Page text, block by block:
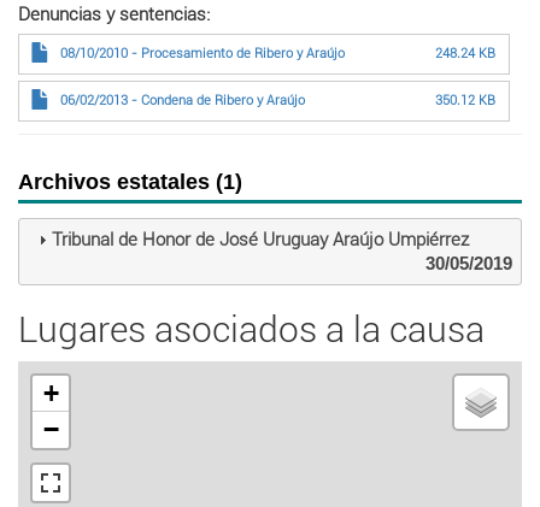
Denuncias y sentencias
08/10/2010 - Procesamiento de Ribero y Araújo 248.24 KB
06/02/2013 - Condena de Ribero y Araújo 350.12 KB
Archivos estatales (1)
Tribunal de Honor de José Uruguay Araújo Umpiérrez
30/05/2019
Lugares asociados a la causa
+
−